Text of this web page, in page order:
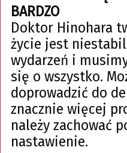
BARDZO
Doktor Hinohara
życie jest
wydarzeń i
się o wszystko.
doprowadzić do
znacznie więcej
należy zachować
nastawienie.